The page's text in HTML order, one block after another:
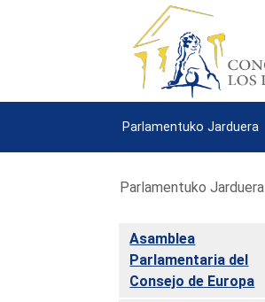
Parlamentuko Jarduera
Parlamentuko Jarduera
Asamblea
Parlamentaria del
Consejo de Europa